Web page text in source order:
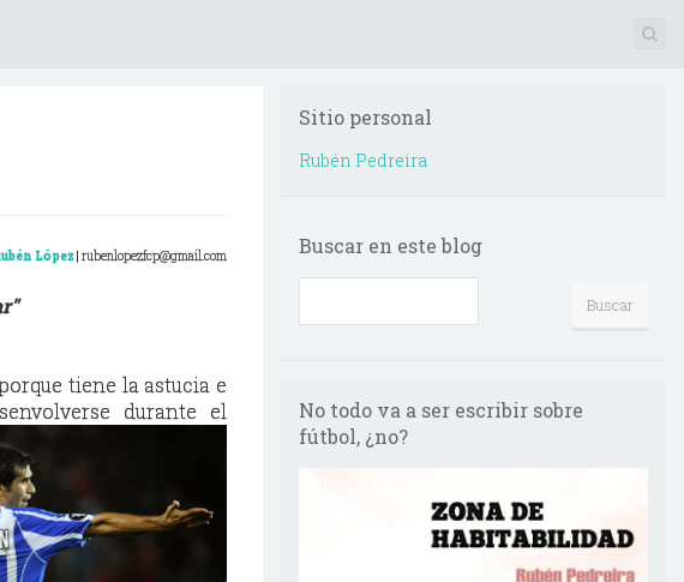
López| rubenlopezfcp@gmail.com
tiene la astucia e
durante el
Sitio personal
Rubén Pedreira
Buscar en este blog
No todo va a ser escribir sobre
fútbol, ¿no?